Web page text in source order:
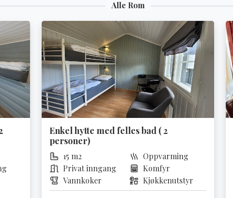
Alle Rom
Enkel hytte med felles bad ( 2
personer)
15 m2
Oppvarming
Privat inngang
Komfyr
Vannkoker
Kjøkkenutstyr